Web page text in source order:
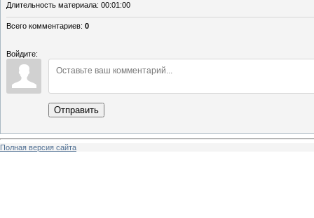
Длительность материала: 00:01:00
Всего комментариев: 0
Войдите:
Отправить
Полная версия сайта